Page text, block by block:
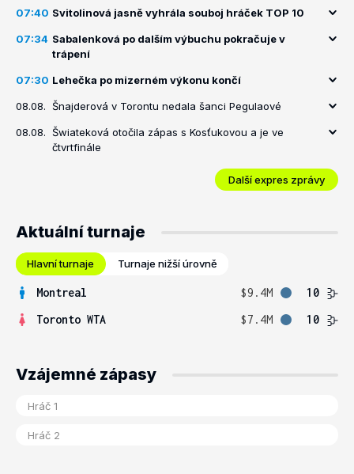
07:40 Svitolinová jasně vyhrála souboj hráček TOP 10
07:34 Sabalenková po dalším výbuchu pokračuje v
trápení
07:30 Lehečka po mizerném výkonu končí
08.08. Šnajderová v Torontu nedala šanci Pegulaové
08.08. Šwiateková otočila zápas s Kosťukovou a je ve
čtvrtfinále
Další expres zprávy
Aktuální turnaje
Hlavní turnaje Turnaje nižší úrovně
Montreal $9.4M
10
Toronto WTA
$7.4M 10
Vzájemné zápasy